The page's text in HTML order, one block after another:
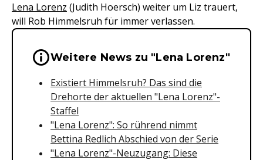
Lena Lorenz (Judith Hoersch) weiter um Liz trauert,
will Rob Himmelsruh für immer verlassen.
Wichtige Hinweise &
Weitere News zu "Lena Lorenz"
Existiert Himmelsruh? Das sind die
Drehorte der aktuellen "Lena Lorenz"-
Staffel
"Lena Lorenz": So rührend nimmt
Bettina Redlich Abschied von der Serie
"Lena Lorenz"-Neuzugang: Diese